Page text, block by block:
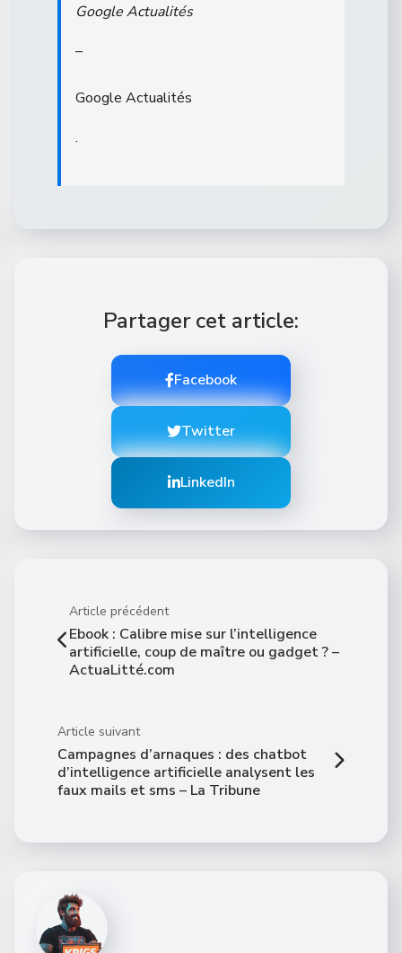
Google Actualités
–
Google Actualités
.
Partager cet article:
Facebook
Twitter
LinkedIn
Article précédent
Ebook : Calibre mise sur l’intelligence
artificielle, coup de maître ou gadget ? –
ActuaLitté.com
Article suivant
Campagnes d’arnaques : des chatbot
d’intelligence artificielle analysent les
faux mails et sms – La Tribune